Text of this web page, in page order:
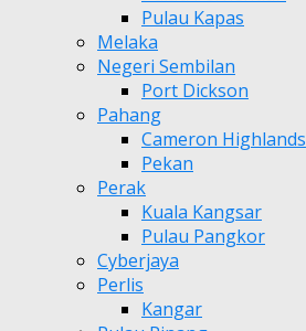
Pulau Kapas
Melaka
Negeri Sembilan
Port Dickson
Pahang
Cameron Highlands
Pekan
Perak
Kuala Kangsar
Pulau Pangkor
Cyberjaya
Perlis
Kangar